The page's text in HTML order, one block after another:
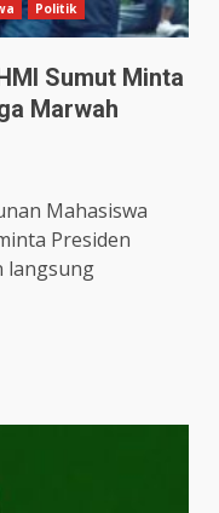
Politik
Sumut Minta
Marwah
Mahasiswa
Presiden
langsung